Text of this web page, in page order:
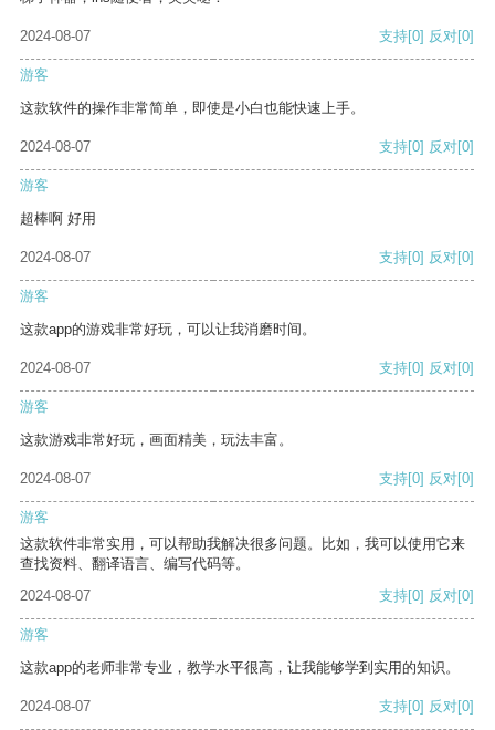
2024-08-07 支持[0] 反对[0]
游客
这款软件的操作非常简单，即使是小白也能快速上手。
2024-08-07 支持[0] 反对[0]
游客
超棒啊 好用
2024-08-07 支持[0] 反对[0]
游客
这款app的游戏非常好玩，可以让我消磨时间。
2024-08-07 支持[0] 反对[0]
游客
这款游戏非常好玩，画面精美，玩法丰富。
2024-08-07 支持[0] 反对[0]
游客
这款软件非常实用，可以帮助我解决很多问题。比如，我可以使用它来
查找资料、翻译语言、编写代码等。
2024-08-07
支持[0] 反对[0]
游客
这款app的老师非常专业，教学水平很高，让我能够学到实用的知识。
2024-08-07 支持[0] 反对[0]